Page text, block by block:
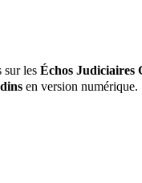
sur les Échos Judiciaires
en version numérique.